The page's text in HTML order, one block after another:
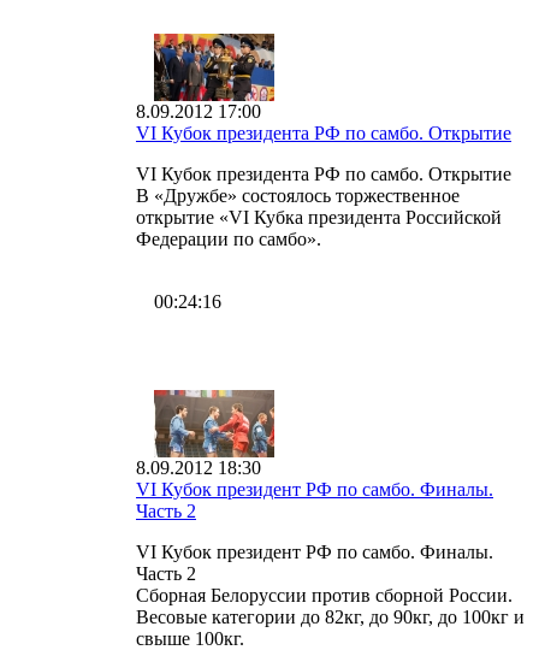
8.09.2012 17:00
VI Кубок президента РФ по самбо. Открытие
VI Кубок президента РФ по самбо. Открытие
В «Дружбе» состоялось торжественное
открытие «VI Кубка президента Российской
Федерации по самбо».
00:24:16
8.09.2012 18:30
VI Кубок президент РФ по самбо. Финалы.
Часть 2
VI Кубок президент РФ по самбо. Финалы.
Часть 2
Сборная Белоруссии против сборной России.
Весовые категории до 82кг, до 90кг, до 100кг и
свыше 100кг.